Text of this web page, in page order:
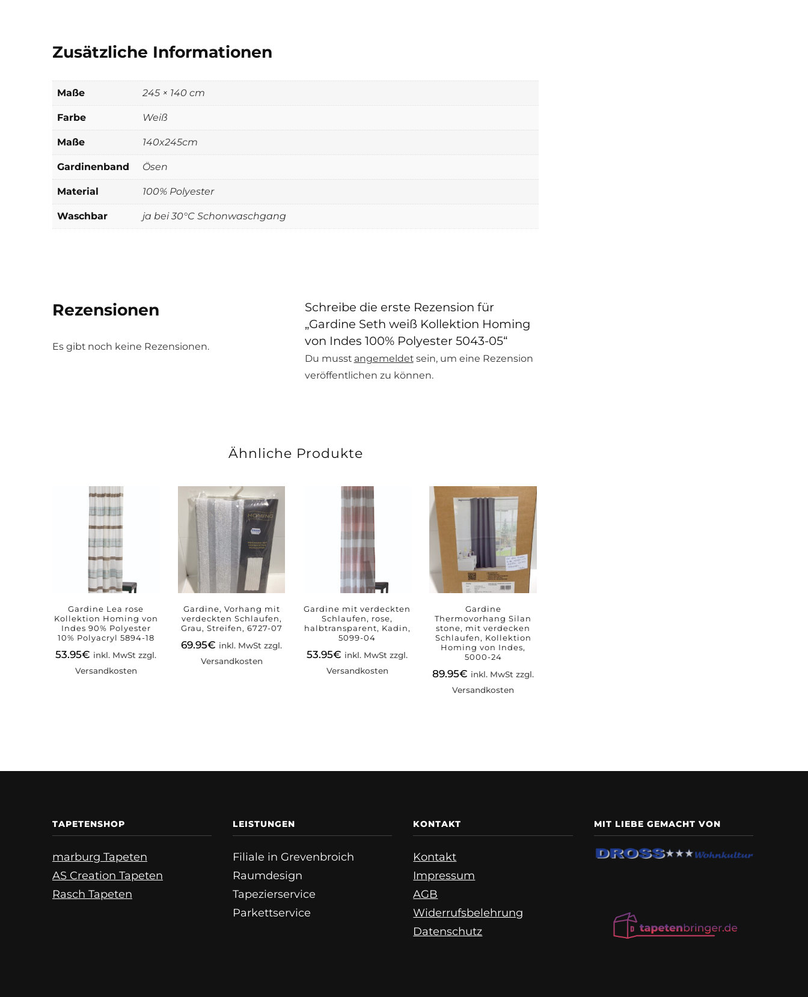
Zusätzliche Informationen
Maße 245 × 140 cm
Farbe Weiß
Maße 140x245cm
Gardinenband Ösen
Material 100% Polyester
Waschbar ja bei 30°C Schonwaschgang
Rezensionen
Es gibt noch keine Rezensionen.
Schreibe die erste Rezension für
„Gardine Seth weiß Kollektion Homing
von Indes 100% Polyester 5043-05“
Du musst angemeldetsein, um eine Rezension
veröffentlichen zu können.
Ähnliche Produkte
Gardine Lea rose
Kollektion Homing von
Indes 90% Polyester
10% Polyacryl 5894-18
53.95€ inkl. MwSt zzgl.
Versandkosten
Gardine, Vorhang mit
verdeckten Schlaufen,
Grau, Streifen, 6727-07
69.95€ inkl. MwSt zzgl.
Versandkosten
Gardine mit verdeckten
Schlaufen, rose,
halbtransparent, Kadin,
5099-04
53.95€ inkl. MwSt zzgl.
Versandkosten
Gardine
Thermovorhang Silan
stone, mit verdecken
Schlaufen, Kollektion
Homing von Indes,
5000-24
89.95€ inkl. MwSt zzgl.
Versandkosten
TAPETENSHOP
marburg Tapeten
AS Creation Tapeten
Rasch Tapeten
LEISTUNGEN
Filiale in Grevenbroich
Raumdesign
Tapezierservice
Parkettservice
KONTAKT
Kontakt
Impressum
AGB
Widerrufsbelehrung
Datenschutz
MIT LIEBE GEMACHT VON